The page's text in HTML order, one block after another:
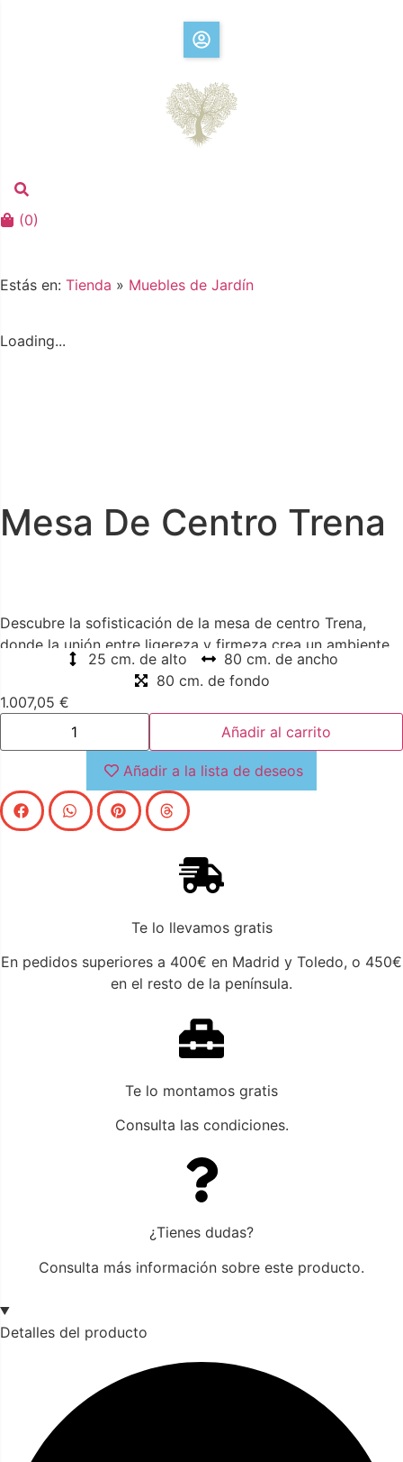
(0)
Estás en: Tienda » Muebles de Jardín
Loading...
Mesa De Centro Trena
Descubre la sofisticación de la mesa de centro Trena,
donde la unión entre ligereza y firmeza crea un ambiente
íntimo. La cuerda es la protagonista, mientras que el ratán
se eleva sutilmente sobre una base de madera de teca
reciclada, otorgando una sensación etérea que transforma
tu espacio.
25 cm. de alto
80 cm. de ancho
80 cm. de fondo
1.007,05 €
Añadir al carrito
Añadir a la lista de deseos
Te lo llevamos gratis
En pedidos superiores a 400€ en Madrid y Toledo, o 450€
en el resto de la península.
Te lo montamos gratis
Consulta las condiciones.
¿Tienes dudas?
Consulta más información sobre este producto.
Detalles del producto